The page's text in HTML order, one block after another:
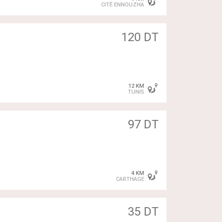
blanc ou un short
CITÉ ENNOUZHA
120 DT
12 KM
TUNIS
97 DT
4 KM
CARTHAGE
35 DT